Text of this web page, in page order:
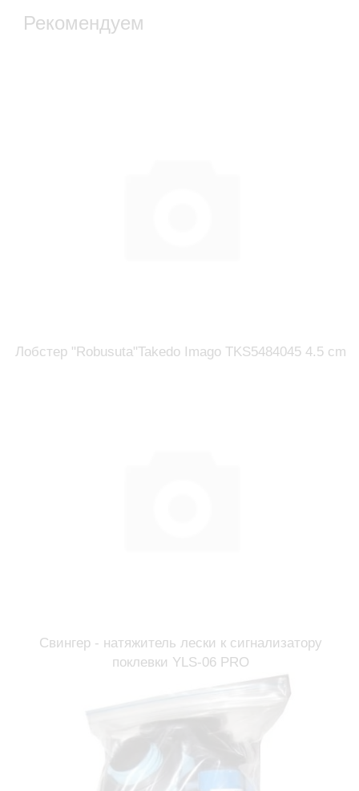
Рекомендуем
Лобстер "Robusuta"Takedo Imago TKS5484045 4.5 cm
Свингер - натяжитель лески к сигнализатору
поклевки YLS-06 PRO